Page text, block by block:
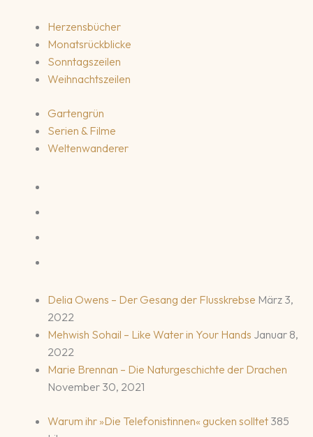
Herzensbücher
Monatsrückblicke
Sonntagszeilen
Weihnachtszeilen
Gartengrün
Serien & Filme
Weltenwanderer
Delia Owens – Der Gesang der Flusskrebse März 3,
2022
Mehwish Sohail – Like Water in Your Hands Januar 8,
2022
Marie Brennan – Die Naturgeschichte der Drachen
November 30, 2021
Warum ihr »Die Telefonistinnen« gucken solltet 385